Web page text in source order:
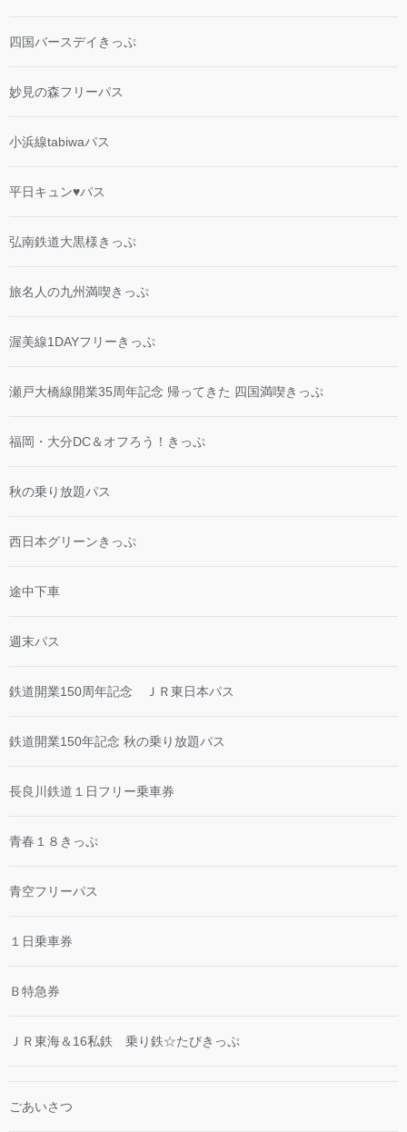
四国バースデイきっぷ
妙見の森フリーパス
小浜線tabiwaパス
平日キュン♥パス
弘南鉄道大黒様きっぷ
旅名人の九州満喫きっぷ
渥美線1DAYフリーきっぷ
瀬戸大橋線開業35周年記念 帰ってきた 四国満喫きっぷ
福岡・大分DC＆オフろう！きっぷ
秋の乗り放題パス
西日本グリーンきっぷ
途中下車
週末パス
鉄道開業150周年記念 ＪＲ東日本パス
鉄道開業150年記念 秋の乗り放題パス
長良川鉄道１日フリー乗車券
青春１８きっぷ
青空フリーパス
１日乗車券
Ｂ特急券
ＪＲ東海＆16私鉄 乗り鉄☆たびきっぷ
ごあいさつ